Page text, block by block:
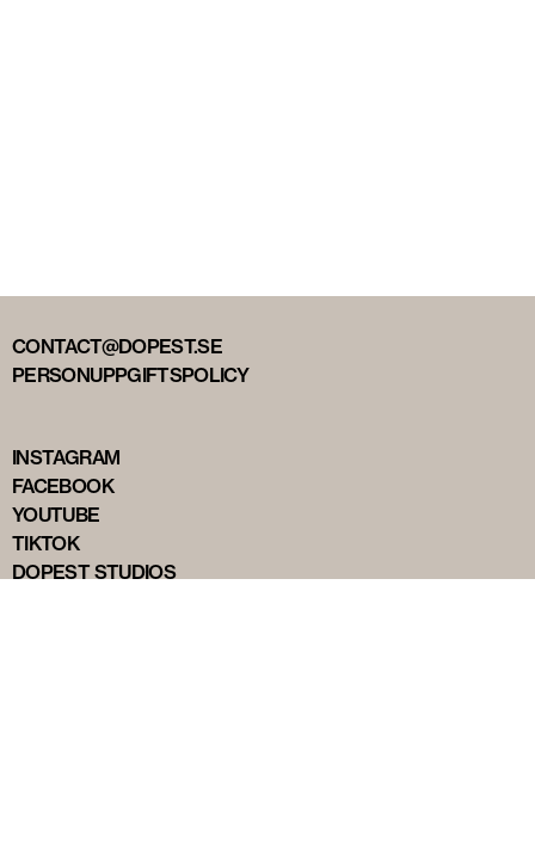
CONTACT@DOPEST.SE
PERSONUPPGIFTSPOLICY
INSTAGRAM
FACEBOOK
YOUTUBE
TIKTOK
DOPEST STUDIOS